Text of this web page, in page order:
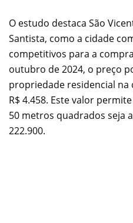
O estudo destaca São
Santista, como a cidade
competitivos para a
outubro de 2024, o preço
propriedade residencial na
R$ 4.458. Este valor
50 metros quadrados seja
222.900.